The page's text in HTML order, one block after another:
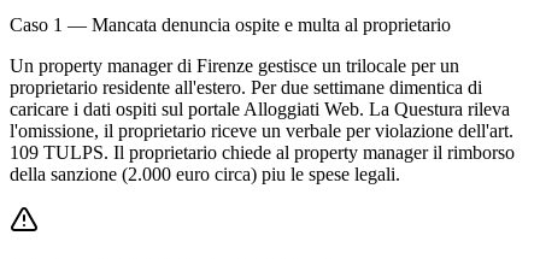
Caso 1 — Mancata denuncia ospite e multa al proprietario
Un property manager di Firenze gestisce un trilocale per un
proprietario residente all'estero. Per due settimane dimentica di
caricare i dati ospiti sul portale Alloggiati Web. La Questura rileva
l'omissione, il proprietario riceve un verbale per violazione dell'art.
109 TULPS. Il proprietario chiede al property manager il rimborso
della sanzione (2.000 euro circa) piu le spese legali.